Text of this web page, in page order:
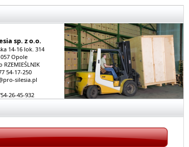
sp. z o.o.
14-16 lok. 314
Opole
54-17-250
silesia.pl
26-45-932